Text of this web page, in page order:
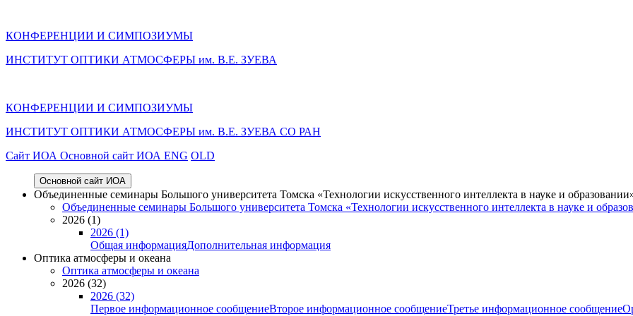
КОНФЕРЕНЦИИ И СИМПОЗИУМЫ
ИНСТИТУТ ОПТИКИ АТМОСФЕРЫ им. В.Е. ЗУЕВА
КОНФЕРЕНЦИИ И СИМПОЗИУМЫ
ИНСТИТУТ ОПТИКИ АТМОСФЕРЫ им. В.Е. ЗУЕВА СО РАН
Cайт ИОА Основной сайт ИОА ENG OLD
Основной сайт ИОА
Объединенные семинары Большого университета Томска «Технологии искусственного интеллекта в науке и
Объединенные семинары Большого университета Томска «Технологии искусственного интеллекта в науке и
2026 (1)
2026 (1)
Общая информацияДополнительная информация
Оптика атмосферы и океана
Оптика атмосферы и океана
2026 (32)
2026 (32)
Первое информационное сообщениеВторое информационное сообщениеТретье информационное сообщение